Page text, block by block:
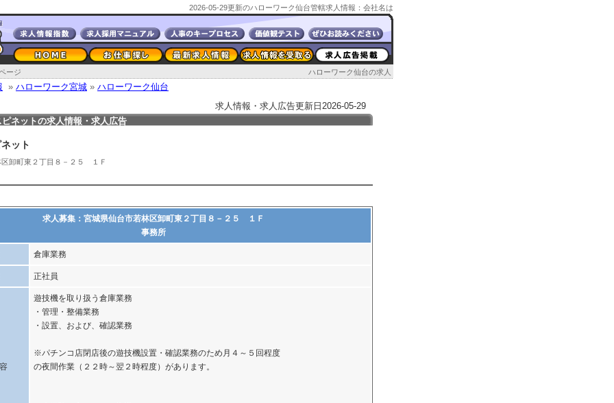
2026-05-29更新のハローワーク仙台管轄求人情報：会社名は
ハローワーク仙台の求人
ージ
» ハローワーク宮城 » ハローワーク仙台
求人情報・求人広告更新日2026-05-29
ネットの求人情報・求人広告
ット
区卸町東２丁目８－２５ １Ｆ
求人募集：宮城県仙台市若林区卸町東２丁目８－２５ １Ｆ
事務所
倉庫業務
正社員
遊技機を取り扱う倉庫業務
・管理・整備業務
・設置、および、確認業務
※パチンコ店閉店後の遊技機設置・確認業務のため月４～５回程度
の夜間作業（２２時～翌２時程度）があります。